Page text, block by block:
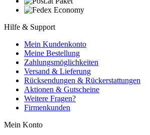
Hilfe & Support
Mein Kundenkonto
Meine Bestellung
Zahlungsmöglichkeiten
Versand & Lieferung
Rücksendungen & Rückerstattungen
Aktionen & Gutscheine
Weitere Fragen?
Firmenkunden
Mein Konto